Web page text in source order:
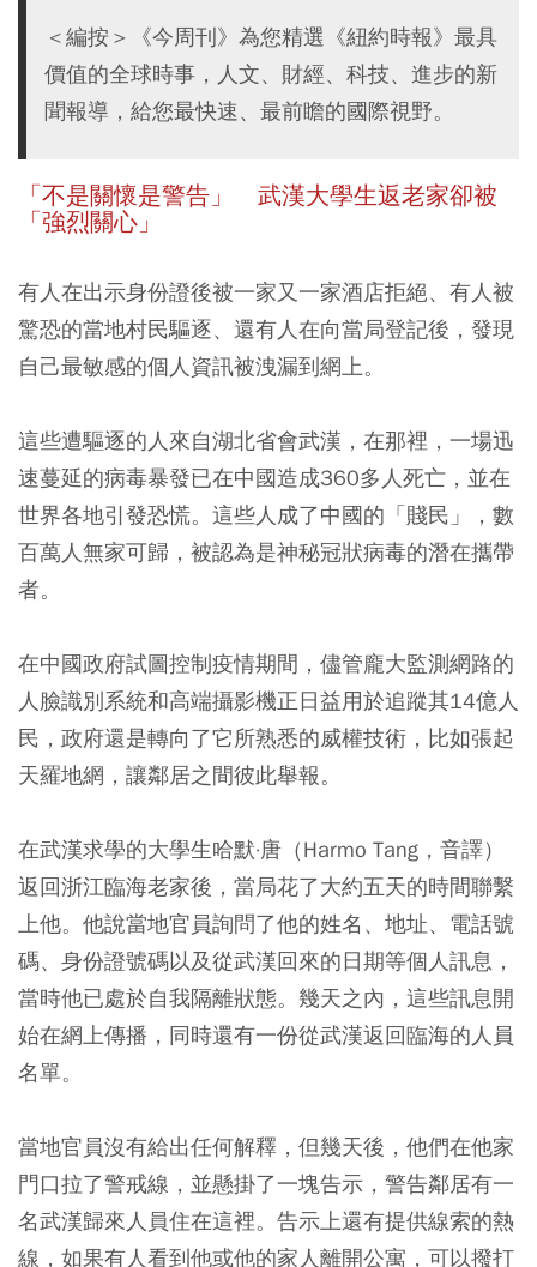
＜編按＞《今周刊》為您精選《紐約時報》最具
價值的全球時事，人文、財經、科技、進步的新
聞報導，給您最快速、最前瞻的國際視野。
「不是關懷是警告」 武漢大學生返老家卻被
「強烈關心」
有人在出示身份證後被一家又一家酒店拒絕、有人被
驚恐的當地村民驅逐、還有人在向當局登記後，發現
自己最敏感的個人資訊被洩漏到網上。
這些遭驅逐的人來自湖北省會武漢，在那裡，一場迅
速蔓延的病毒暴發已在中國造成360多人死亡，並在
世界各地引發恐慌。這些人成了中國的「賤民」，數
百萬人無家可歸，被認為是神秘冠狀病毒的潛在攜帶
者。
在中國政府試圖控制疫情期間，儘管龐大監測網路的
人臉識別系統和高端攝影機正日益用於追蹤其14億人
民，政府還是轉向了它所熟悉的威權技術，比如張起
天羅地網，讓鄰居之間彼此舉報。
在武漢求學的大學生哈默·唐（Harmo Tang，音譯）
返回浙江臨海老家後，當局花了大約五天的時間聯繫
上他。他說當地官員詢問了他的姓名、地址、電話號
碼、身份證號碼以及從武漢回來的日期等個人訊息，
當時他已處於自我隔離狀態。幾天之內，這些訊息開
始在網上傳播，同時還有一份從武漢返回臨海的人員
名單。
當地官員沒有給出任何解釋，但幾天後，他們在他家
門口拉了警戒線，並懸掛了一塊告示，警告鄰居有一
名武漢歸來人員住在這裡。告示上還有提供線索的熱
線，如果有人看到他或他的家人離開公寓，可以撥打